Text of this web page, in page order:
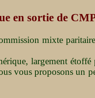
en sortie de
mixte
largement
vous proposons un